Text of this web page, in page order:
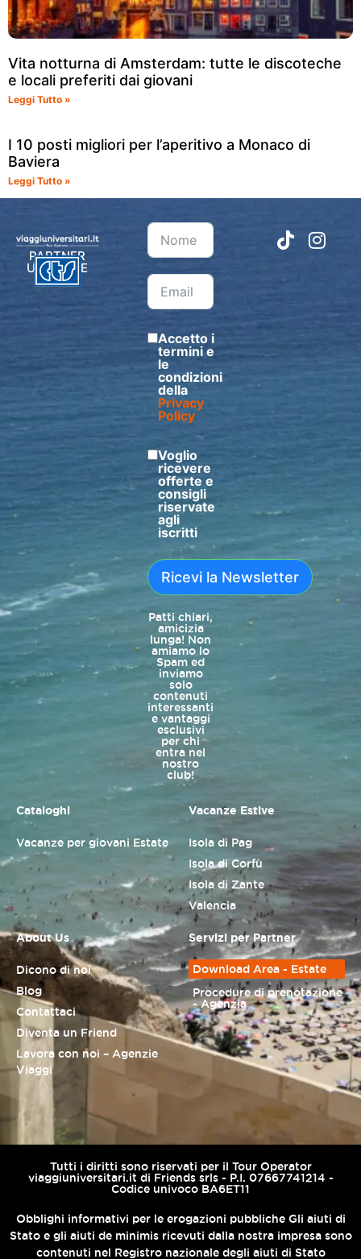
Vita notturna di Amsterdam: tutte le discoteche
e locali preferiti dai giovani
Leggi Tutto »
I 10 posti migliori per l’aperitivo a Monaco di
Baviera
Leggi Tutto »
PARTNER
UFFICIALE
Accetto i
termini e
le
condizioni
della
Privacy
Policy
Voglio
ricevere
offerte e
consigli
riservate
agli
iscritti
Ricevi la Newsletter
Patti chiari,
amicizia
lunga! Non
amiamo lo
Spam ed
inviamo
solo
contenuti
interessanti
e vantaggi
esclusivi
per chi
entra nel
nostro
club!
Cataloghi
Vacanze per giovani Estate
Vacanze Estive
Isola di Pag
Isola di Corfù
Isola di Zante
Valencia
About Us
Dicono di noi
Blog
Contattaci
Diventa un Friend
Lavora con noi – Agenzie
Viaggi
Servizi per Partner
Download Area - Estate
Procedure di prenotazione
- Agenzia
Tutti i diritti sono riservati per il Tour Operator
viaggiuniversitari.it di Friends srls - P.I. 07667741214 -
Codice univoco BA6ET11
Obblighi informativi per le erogazioni pubbliche Gli aiuti di
Stato e gli aiuti de minimis ricevuti dalla nostra impresa sono
contenuti nel Registro nazionale degli aiuti di Stato